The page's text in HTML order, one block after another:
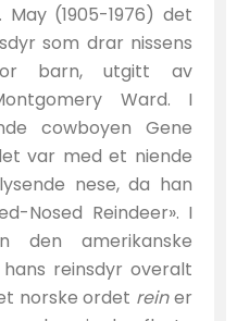
(1905-1976) det
som drar nissens
barn, utgitt av
Ward. I
cowboyen Gene
var med et niende
nese, da han
Nosed Reindeer». I
den amerikanske
reinsdyr overalt
norske ordet reiner